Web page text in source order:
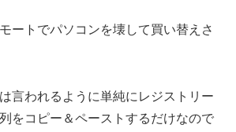
ートでパソコンを壊して買い替えさ
言われるように単純にレジストリー
をコピー＆ペーストするだけなので